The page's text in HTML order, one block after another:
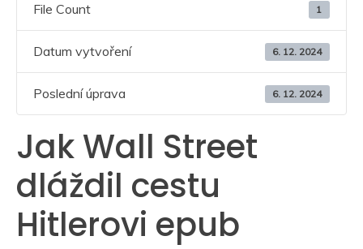
File Count 1
Datum vytvoření 6. 12. 2024
Poslední úprava 6. 12. 2024
Jak Wall Street
dláždil cestu
Hitlerovi epub